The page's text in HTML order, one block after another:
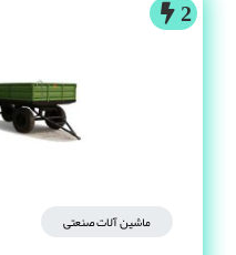
2
ماشین آلات صنعتی